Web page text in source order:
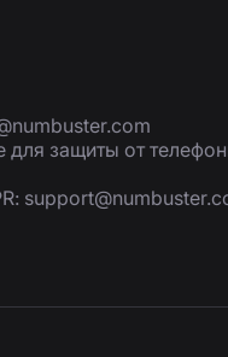
защиты от